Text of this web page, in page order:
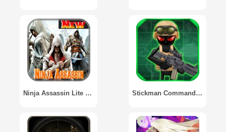
Ninja Assassin Lite 2015 Stickman Commando Assassin 2